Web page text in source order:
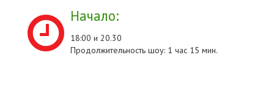
Начало:
18:00 и 20.30
Продолжительность шоу: 1 час 15 мин.